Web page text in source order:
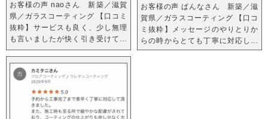
お客様の声 naoさん 新築／滋賀
県／ガラスコーティング 【口コミ
抜粋】サービスも良く、少し無理
も言いましたが快く引き受けて頂
き、気持ちよく引越しもできまし
た^_^ 始めはネットで...
お客様の声 ぱんなさん 新築／滋
賀県／ガラスコーティング 【口コ
ミ抜粋】メッセージのやりとりか
らの時からとても丁寧に対応して
くださり、説明もわかりやすく、